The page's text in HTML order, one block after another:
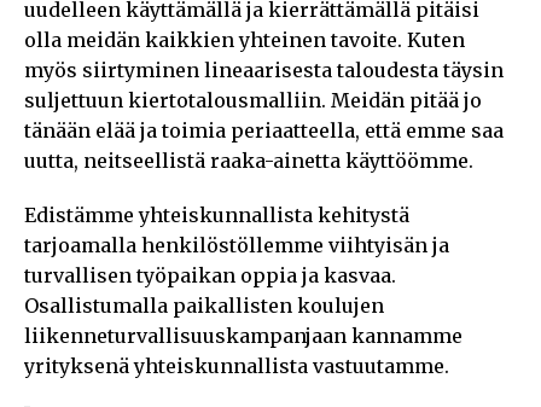
uudelleen käyttämällä ja kierrättämällä pitäisi
olla meidän kaikkien yhteinen tavoite. Kuten
myös siirtyminen lineaarisesta taloudesta täysin
suljettuun kiertotalousmalliin. Meidän pitää jo
tänään elää ja toimia periaatteella, että emme saa
uutta, neitseellistä raaka-ainetta käyttöömme.
Edistämme yhteiskunnallista kehitystä
tarjoamalla henkilöstöllemme viihtyisän ja
turvallisen työpaikan oppia ja kasvaa.
Osallistumalla paikallisten koulujen
liikenneturvallisuuskampanjaan kannamme
yrityksenä yhteiskunnallista vastuutamme.